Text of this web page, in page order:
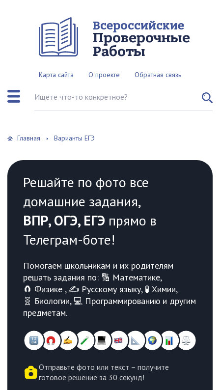
Всероссийские
Проверочные
Работы
Карта сайта О проекте Обратная связь
Поиск по сайту
Главная Варианты ЕГЭ
Решайте по фото все
домашние задания,
ВПР, ОГЭ, ЕГЭ прямо в
Телеграм-боте!
Помогаем школьникам и их родителям
решать задания по: 🔢 Математике,
🧲 Физике , ✍️ Русскому языку, 🧪 Химии,
🧬 Биологии, 💻 Программированию и другим
предметам.
Отправьте фото или текст – получите
готовое решение за 30 секунд!